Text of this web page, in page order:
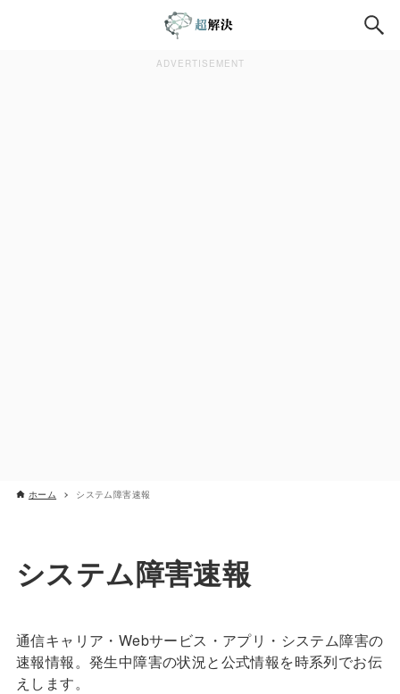
ADVERTISEMENT
ホーム システム障害速報
システム障害速報
通信キャリア・Webサービス・アプリ・システム障害の
速報情報。発生中障害の状況と公式情報を時系列でお伝
えします。